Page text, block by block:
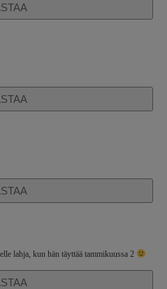
lahja, kun hän täyttää tammikuussa 2